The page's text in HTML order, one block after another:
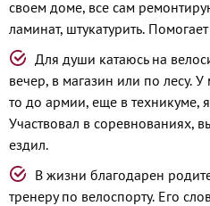
своем доме, все сам
ламинат, штукатурить.
Для души катаюсь на
вечер, в магазин или по лесу.
то до армии, еще в техникуме,
Участвовал в соревнованиях,
ездил.
В жизни благодарен
тренеру по велоспорту. Его